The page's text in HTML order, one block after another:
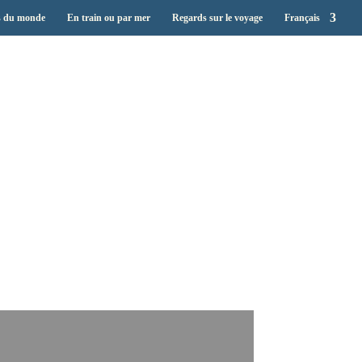
du monde En train ou par mer Regards sur le voyage Français